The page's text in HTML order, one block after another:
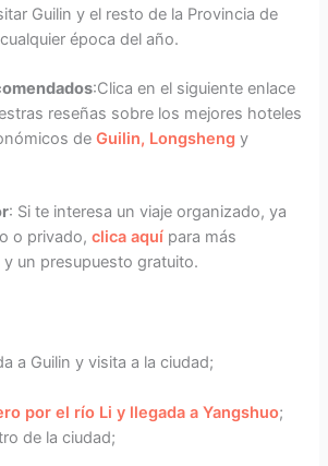
Guilin y el resto de la Provincia de
época del año.
:Clica en el siguiente enlace
reseñas sobre los mejores hoteles
deGuilin, Longsheng y
: Si te interesa un viaje organizado, ya
o privado,clica aquí para más
un presupuesto gratuito.
a Guilin y visita a la ciudad;
por el río Li y llegada a Yangshuo;
de la ciudad;